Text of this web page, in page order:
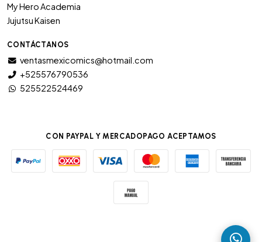
My Hero Academia
Jujutsu Kaisen
CONTÁCTANOS
ventasmexicomics@hotmail.com
+525576790536
525522524469
CON PAYPAL Y MERCADOPAGO ACEPTAMOS